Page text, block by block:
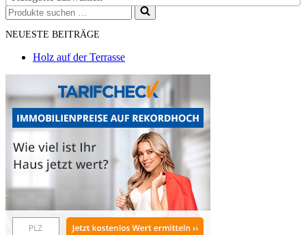
Suchen
nach …
NEUESTE BEITRÄGE
Holz auf der Terrasse